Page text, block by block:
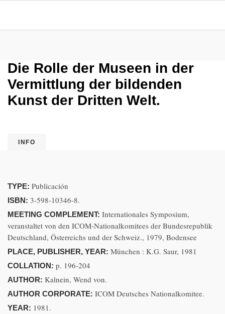
Die Rolle der Museen in der
Vermittlung der bildenden
Kunst der Dritten Welt.
INFO
TYPE: Publicación
ISBN: 3-598-10346-8.
MEETING COMPLEMENT: Internationales Symposium,
veranstaltet von den ICOM-Nationalkomitees der Bundesrepublik
Deutschland, Österreichs und der Schweiz., 1979, Bodensee
PLACE, PUBLISHER, YEAR: München : K.G. Saur, 1981
COLLATION: p. 196-204
AUTHOR: Kalnein, Wend von.
AUTHOR CORPORATE: ICOM Deutsches Nationalkomitee.
YEAR: 1981.